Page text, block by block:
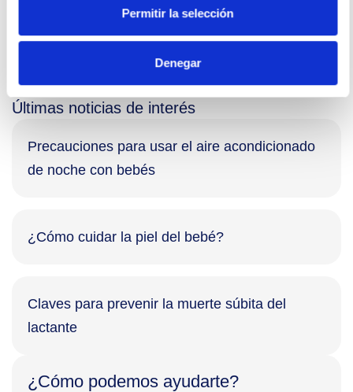
Permitir la selección
Denegar
alergias-infantiles-requiere-formacion-padres-
concienciacion-social
Últimas noticias de interés
Precauciones para usar el aire acondicionado
de noche con bebés
¿Cómo cuidar la piel del bebé?
Claves para prevenir la muerte súbita del
lactante
¿Cómo podemos ayudarte?